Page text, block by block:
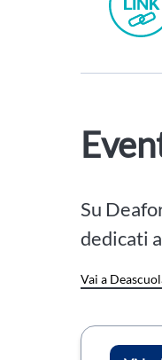
Su
dedicati
Vai a